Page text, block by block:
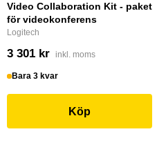
Video Collaboration Kit - paket
för videokonferens
Logitech
3 301 kr inkl. moms
Bara 3 kvar
Köp